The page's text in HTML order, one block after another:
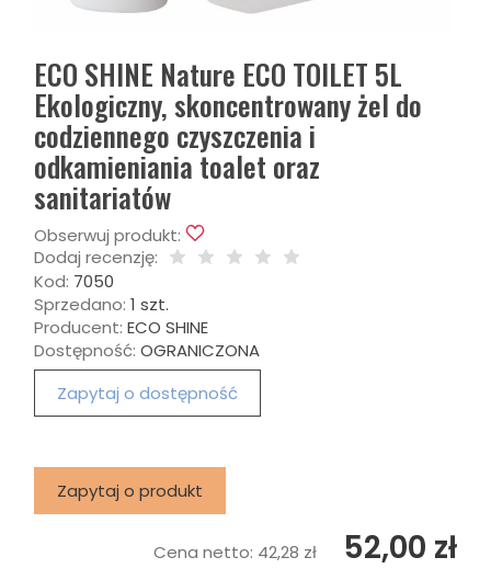
ECO SHINE Nature ECO TOILET 5L
Ekologiczny, skoncentrowany żel do
codziennego czyszczenia i
odkamieniania toalet oraz
sanitariatów
Obserwuj produkt:
Dodaj recenzję:
Kod: 7050
Sprzedano: 1 szt.
Producent: ECO SHINE
Dostępność: OGRANICZONA
Zapytaj o dostępność
Zapytaj o produkt
Cena netto: 42,28 zł 52,00 zł